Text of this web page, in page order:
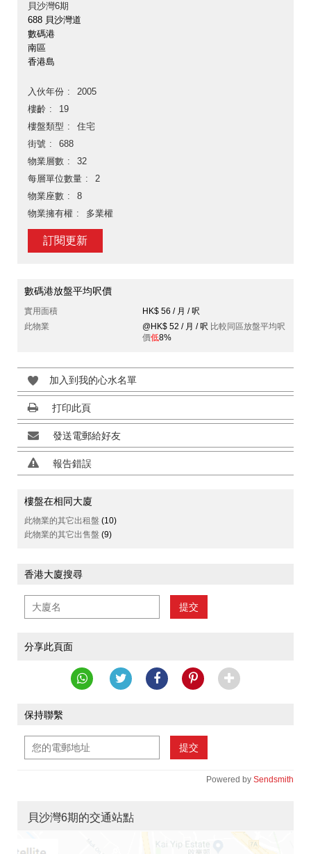
貝沙灣6期
688 貝沙灣道
數碼港
南區
香港島
入伙年份
2005
樓齡
19
樓盤類型
住宅
街號
688
物業層數
32
每層單位數量
2
物業座數
8
物業擁有權
多業權
訂閱更新
數碼港放盤平均呎價
實用面積
HK$ 56 / 月 / 呎
此物業
@HK$ 52 / 月 / 呎 比較同區放盤平均呎
價低8%
加入到我的心水名單
打印此頁
發送電郵給好友
報告錯誤
樓盤在相同大廈
此物業的其它出租盤 (10)
此物業的其它出售盤 (9)
香港大廈搜尋
提交
分享此頁面
保持聯繫
提交
Powered by Sendsmith
貝沙灣6期的交通站點